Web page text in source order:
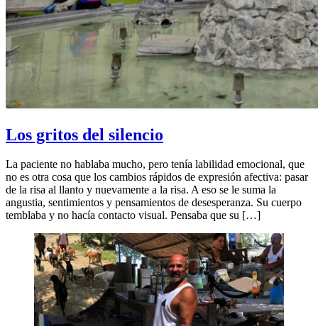
Los gritos del silencio
La paciente no hablaba mucho, pero tenía labilidad emocional, que
no es otra cosa que los cambios rápidos de expresión afectiva: pasar
de la risa al llanto y nuevamente a la risa. A eso se le suma la
angustia, sentimientos y pensamientos de desesperanza. Su cuerpo
temblaba y no hacía contacto visual. Pensaba que su […]